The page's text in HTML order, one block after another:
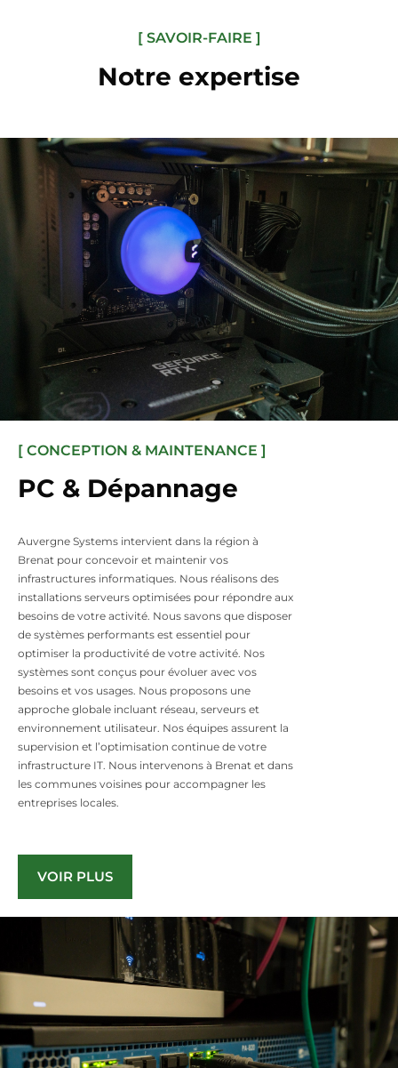
[ SAVOIR-FAIRE ]
Notre expertise
[ CONCEPTION & MAINTENANCE ]
PC & Dépannage
Auvergne Systems intervient dans la région à
Brenat pour concevoir et maintenir vos
infrastructures informatiques. Nous réalisons des
installations serveurs optimisées pour répondre aux
besoins de votre activité. Nous savons que disposer
de systèmes performants est essentiel pour
optimiser la productivité de votre activité. Nos
systèmes sont conçus pour évoluer avec vos
besoins et vos usages. Nous proposons une
approche globale incluant réseau, serveurs et
environnement utilisateur. Nos équipes assurent la
supervision et l’optimisation continue de votre
infrastructure IT. Nous intervenons à Brenat et dans
les communes voisines pour accompagner les
entreprises locales.
VOIR PLUS